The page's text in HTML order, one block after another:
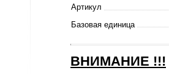
Артикул
Базовая единица
ВНИМАНИЕ !!!